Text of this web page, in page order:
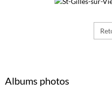
Albums photos